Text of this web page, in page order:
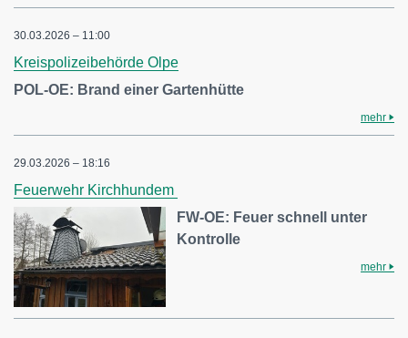
30.03.2026 – 11:00
Kreispolizeibehörde Olpe
POL-OE: Brand einer Gartenhütte
mehr
29.03.2026 – 18:16
Feuerwehr Kirchhundem
FW-OE: Feuer schnell unter
Kontrolle
mehr